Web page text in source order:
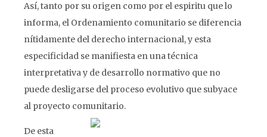
Así, tanto por su origen como por el espiritu que lo
informa, el Ordenamiento comunitario se diferencia
nítidamente del derecho internacional, y esta
especificidad se manifiesta en una técnica
interpretativa y de desarrollo normativo que no
puede desligarse del proceso evolutivo que subyace
al proyecto comunitario.
De esta